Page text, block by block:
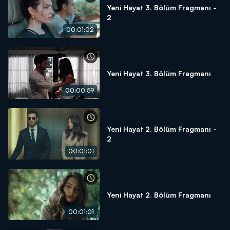
00:01:02
Yeni Hayat 3. Bölüm Fragmanı -
2
00:00:59
Yeni Hayat 3. Bölüm Fragmanı
00:01:01
Yeni Hayat 2. Bölüm Fragmanı -
2
00:01:01
Yeni Hayat 2. Bölüm Fragmanı